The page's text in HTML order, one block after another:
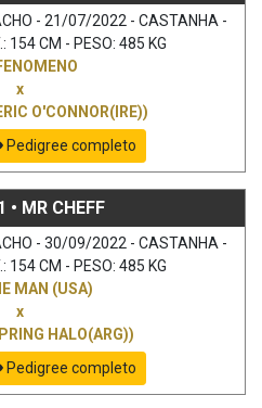
- 21/07/2022 - CASTANHA -
154 CM - PESO: 485 KG
x
O'CONNOR(IRE))
Pedigree completo
• MR CHEFF
- 30/09/2022 - CASTANHA -
154 CM - PESO: 485 KG
MAN (USA)
x
HALO(ARG))
Pedigree completo